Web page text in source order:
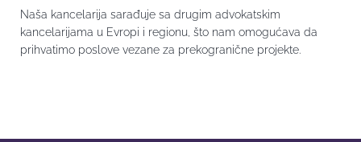
Naša kancelarija sarađuje sa drugim advokatskim
kancelarijama u Evropi i regionu, što nam omogućava da
prihvatimo poslove vezane za prekogranične projekte.